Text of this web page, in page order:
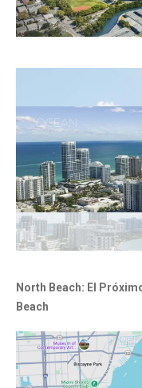
North Beach: El
Beach